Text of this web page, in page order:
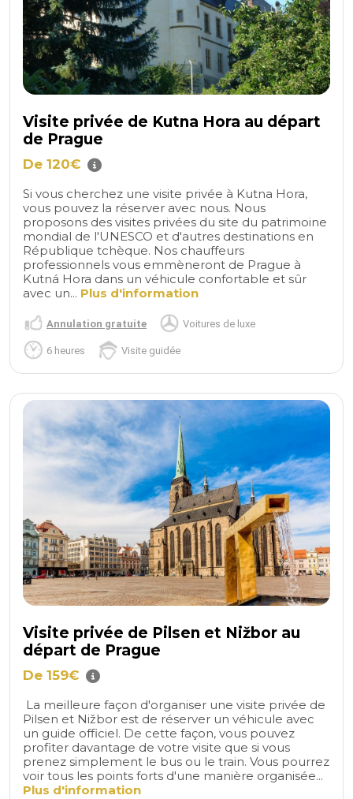
Visite privée de Kutna Hora au départ
de Prague
De 120€
Si vous cherchez une visite privée à Kutna Hora,
vous pouvez la réserver avec nous. Nous
proposons des visites privées du site du patrimoine
mondial de l'UNESCO et d'autres destinations en
République tchèque. Nos chauffeurs
professionnels vous emmèneront de Prague à
Kutná Hora dans un véhicule confortable et sûr
avec un... Plus d'information
Annulation gratuite Voitures de luxe
6 heures Visite guidée
Visite privée de Pilsen et Nižbor au
départ de Prague
De 159€
La meilleure façon d'organiser une visite privée de
Pilsen et Nižbor est de réserver un véhicule avec
un guide officiel. De cette façon, vous pouvez
profiter davantage de votre visite que si vous
prenez simplement le bus ou le train. Vous pourrez
voir tous les points forts d'une manière organisée...
Plus d'information